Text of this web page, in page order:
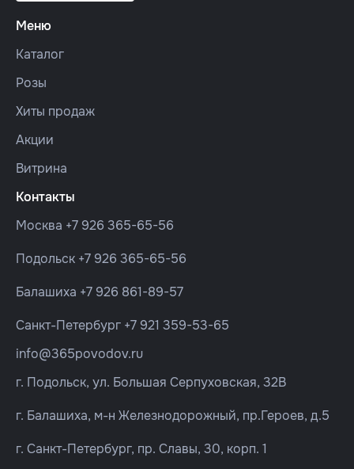
Меню
Каталог
Розы
Хиты продаж
Акции
Витрина
Контакты
Москва +7 926 365-65-56
Подольск +7 926 365-65-56
Балашиха +7 926 861-89-57
Санкт-Петербург +7 921 359-53-65
info@365povodov.ru
г. Подольск, ул. Большая Серпуховская, 32В
г. Балашиха, м-н Железнодорожный, пр.Героев, д.5
г. Санкт-Петербург, пр. Славы, 30, корп. 1